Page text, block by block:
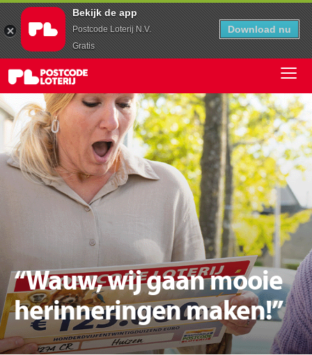
Bekijk de app
Postcode Loterij N.V.
Gratis
Download nu
“Wauw, wij gaan mooie
herinneringen maken!”